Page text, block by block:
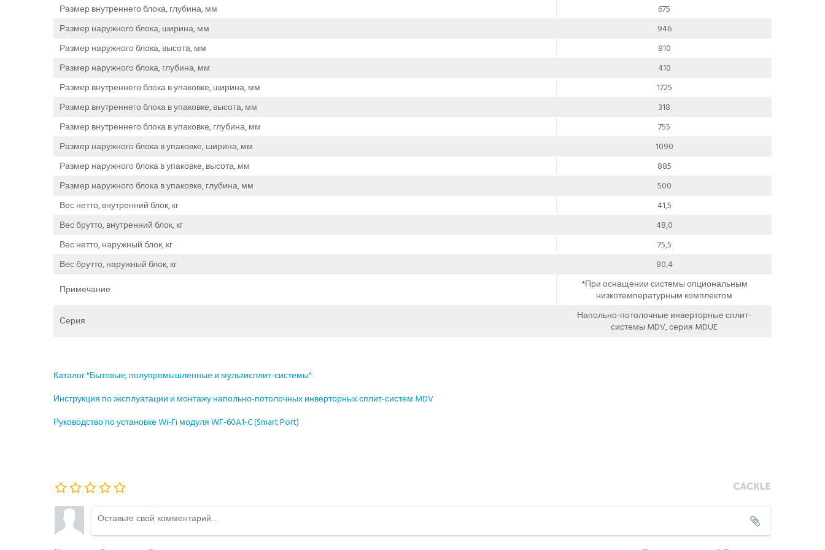
Размер внутреннего блока, глубина, мм
675
Размер наружного блока, ширина, мм
946
Размер наружного блока, высота, мм
810
Размер наружного блока, глубина, мм
410
Размер внутреннего блока в упаковке, ширина, мм
1725
Размер внутреннего блока в упаковке, высота, мм
318
Размер внутреннего блока в упаковке, глубина, мм
755
Размер наружного блока в упаковке, ширина, мм
1090
Размер наружного блока в упаковке, высота, мм
885
Размер наружного блока в упаковке, глубина, мм
500
Вес нетто, внутренний блок, кг
41,5
Вес брутто, внутренний блок, кг
48,0
Вес нетто, наружный блок, кг
75,5
Вес брутто, наружный блок, кг
80,4
Примечание
*При оснащении системы опциональным
низкотемпературным комплектом
Серия
Напольно-потолочные инверторные сплит-
системы MDV, серия MDUE
Каталог "Бытовые, полупромышленные и мультисплит-системы"
Инструкция по эксплуатации и монтажу напольно-потолочных инверторных сплит-систем MDV
Руководство по установке Wi-Fi модуля WF-60A1-C (Smart Port)